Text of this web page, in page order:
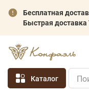
Бесплатная
Быстрая
Каталог